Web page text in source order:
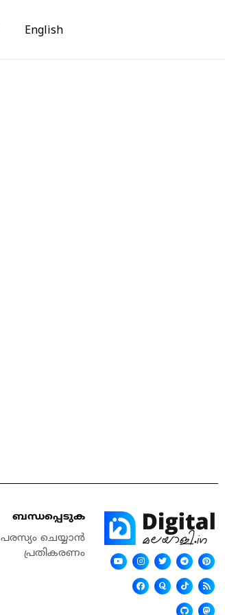
English
ബന്ധപ്പെടുക
പരസ്യം ചെയ്യാൻ
പ്രതികരണം